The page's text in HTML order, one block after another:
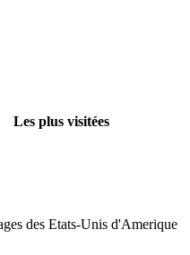
Les plus visitées
des Etats-Unis d'Amerique